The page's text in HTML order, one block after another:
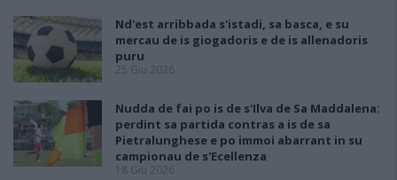
Nd'est arribbada s'istadi, sa basca, e su
mercau de is giogadoris e de is allenadoris
puru
25 Giu 2026
Nudda de fai po is de s'Ilva de Sa Maddalena:
perdint sa partida contras a is de sa
Pietralunghese e po immoi abarrant in su
campionau de s'Ecellenza
18 Giu 2026